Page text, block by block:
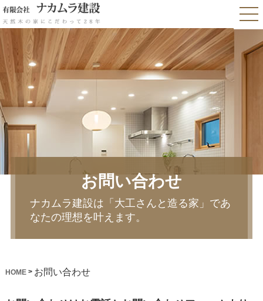
お問い合わせ
ナカムラ建設は「大工さんと造る家」であ
なたの理想を叶えます。
HOME> お問い合わせ